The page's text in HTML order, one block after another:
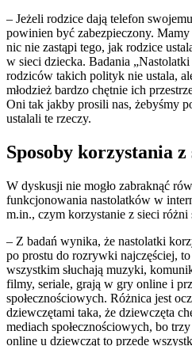
– Jeżeli rodzice dają telefon
powinien być zabezpieczony.
nic nie zastąpi tego, jak rodzice
w sieci dziecka. Badania „Nastolatki
rodziców takich polityk nie ustala,
młodzież bardzo chętnie ich
Oni tak jakby prosili nas, żebyśmy
ustalali te rzeczy.
Sposoby korzystania z
W dyskusji nie mogło zabraknąć
funkcjonowania nastolatków w
m.in., czym korzystanie z sieci różni
– Z badań wynika, że nastolatki
po prostu do rozrywki najczęściej,
wszystkim słuchają muzyki,
filmy, seriale, grają w gry online i
społecznościowych. Różnica jest
dziewczętami taka, że dziewczęta
mediach społecznościowych, bo
online u dziewcząt to przede